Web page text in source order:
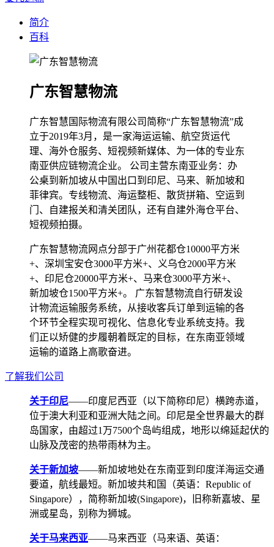
简介
百科
广东智慧物流
广东智慧国际物流有限公司简称“广东智慧物流”成
立于2019年3月，是一家海运运输、航空货运代
理、海外仓服务、短视频新媒体、为一体的专业东
南亚供应链物流企业。 公司主营东南亚业务：办
公桌到新加坡从中国出口到印尼、马来、新加坡和
菲律宾。专线物流、海运整柜、散货拼箱、空运到
门、自建报关和清关团队，还有自建外海仓平台、
短视频拍摄。
广东智慧物流网点分部于广州花都仓10000平方米
+、深圳宝安仓3000平方米+、义乌仓2000平方米
+、印尼仓20000平方米+、马来仓3000平方米+、
新加坡仓1500平方米+。 广东智慧物流自行研发设
计物流运输服务系统，从接收客兵订单到运输的各
个环节全程实现可视化、信息化专业系统支持。我
们正以矫健的步履朝着既定的目标，在东南亚领域
运输的道路上高歌奋进。
了解我们公司
关于印尼——印度尼西亚（以下简称印尼）横跨赤道，
位于澳大利亚和亚洲大陆之间。印尼是全世界最大的群
岛国家，由超过1万7500个岛屿组成，地形以绵延起伏的
山脉及茂密的热带雨林为主。
关于新加坡——新加坡地处在东南亚到印度洋海运交通
要道，航线最短。新加坡共和国（英语：Republic of
Singapore），简称新加坡(Singapore)，旧称新嘉坡、星
洲或星岛，别称为狮城。
关于马来西亚——马来西亚（马来语、英语：